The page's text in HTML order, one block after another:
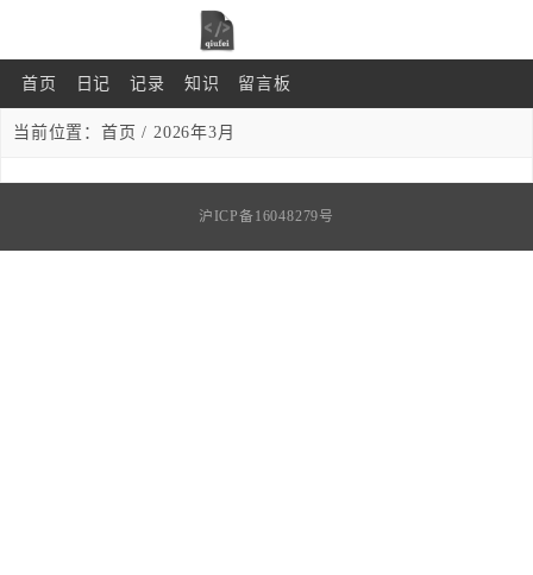
首页 日记 记录 知识 留言板
当前位置： 首页 / 2026年3月
沪ICP备16048279号